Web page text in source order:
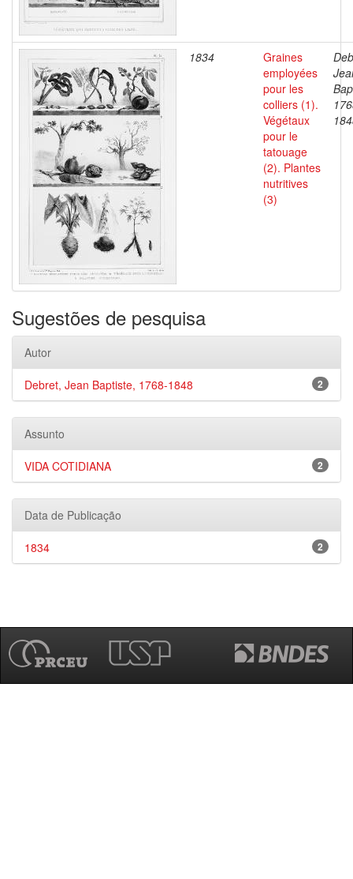
1834
Graines
employées
pour les
colliers (1).
Végétaux
pour le
tatouage
(2). Plantes
nutritives
(3)
Sugestões de pesquisa
Autor
2
Debret, Jean Baptiste, 1768-1848
Assunto
2
VIDA COTIDIANA
Data de Publicação
2
1834